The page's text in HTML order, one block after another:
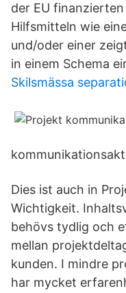
der EU
Hilfsmitteln wie
und/oder einer
in einem Schema
Skilsmässa
Dies ist auch in
Wichtigkeit.
behövs tydlig och
mellan
kunden. I mindre
har mycket